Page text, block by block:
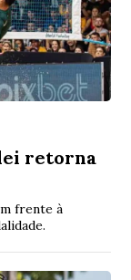
retorna
frente à